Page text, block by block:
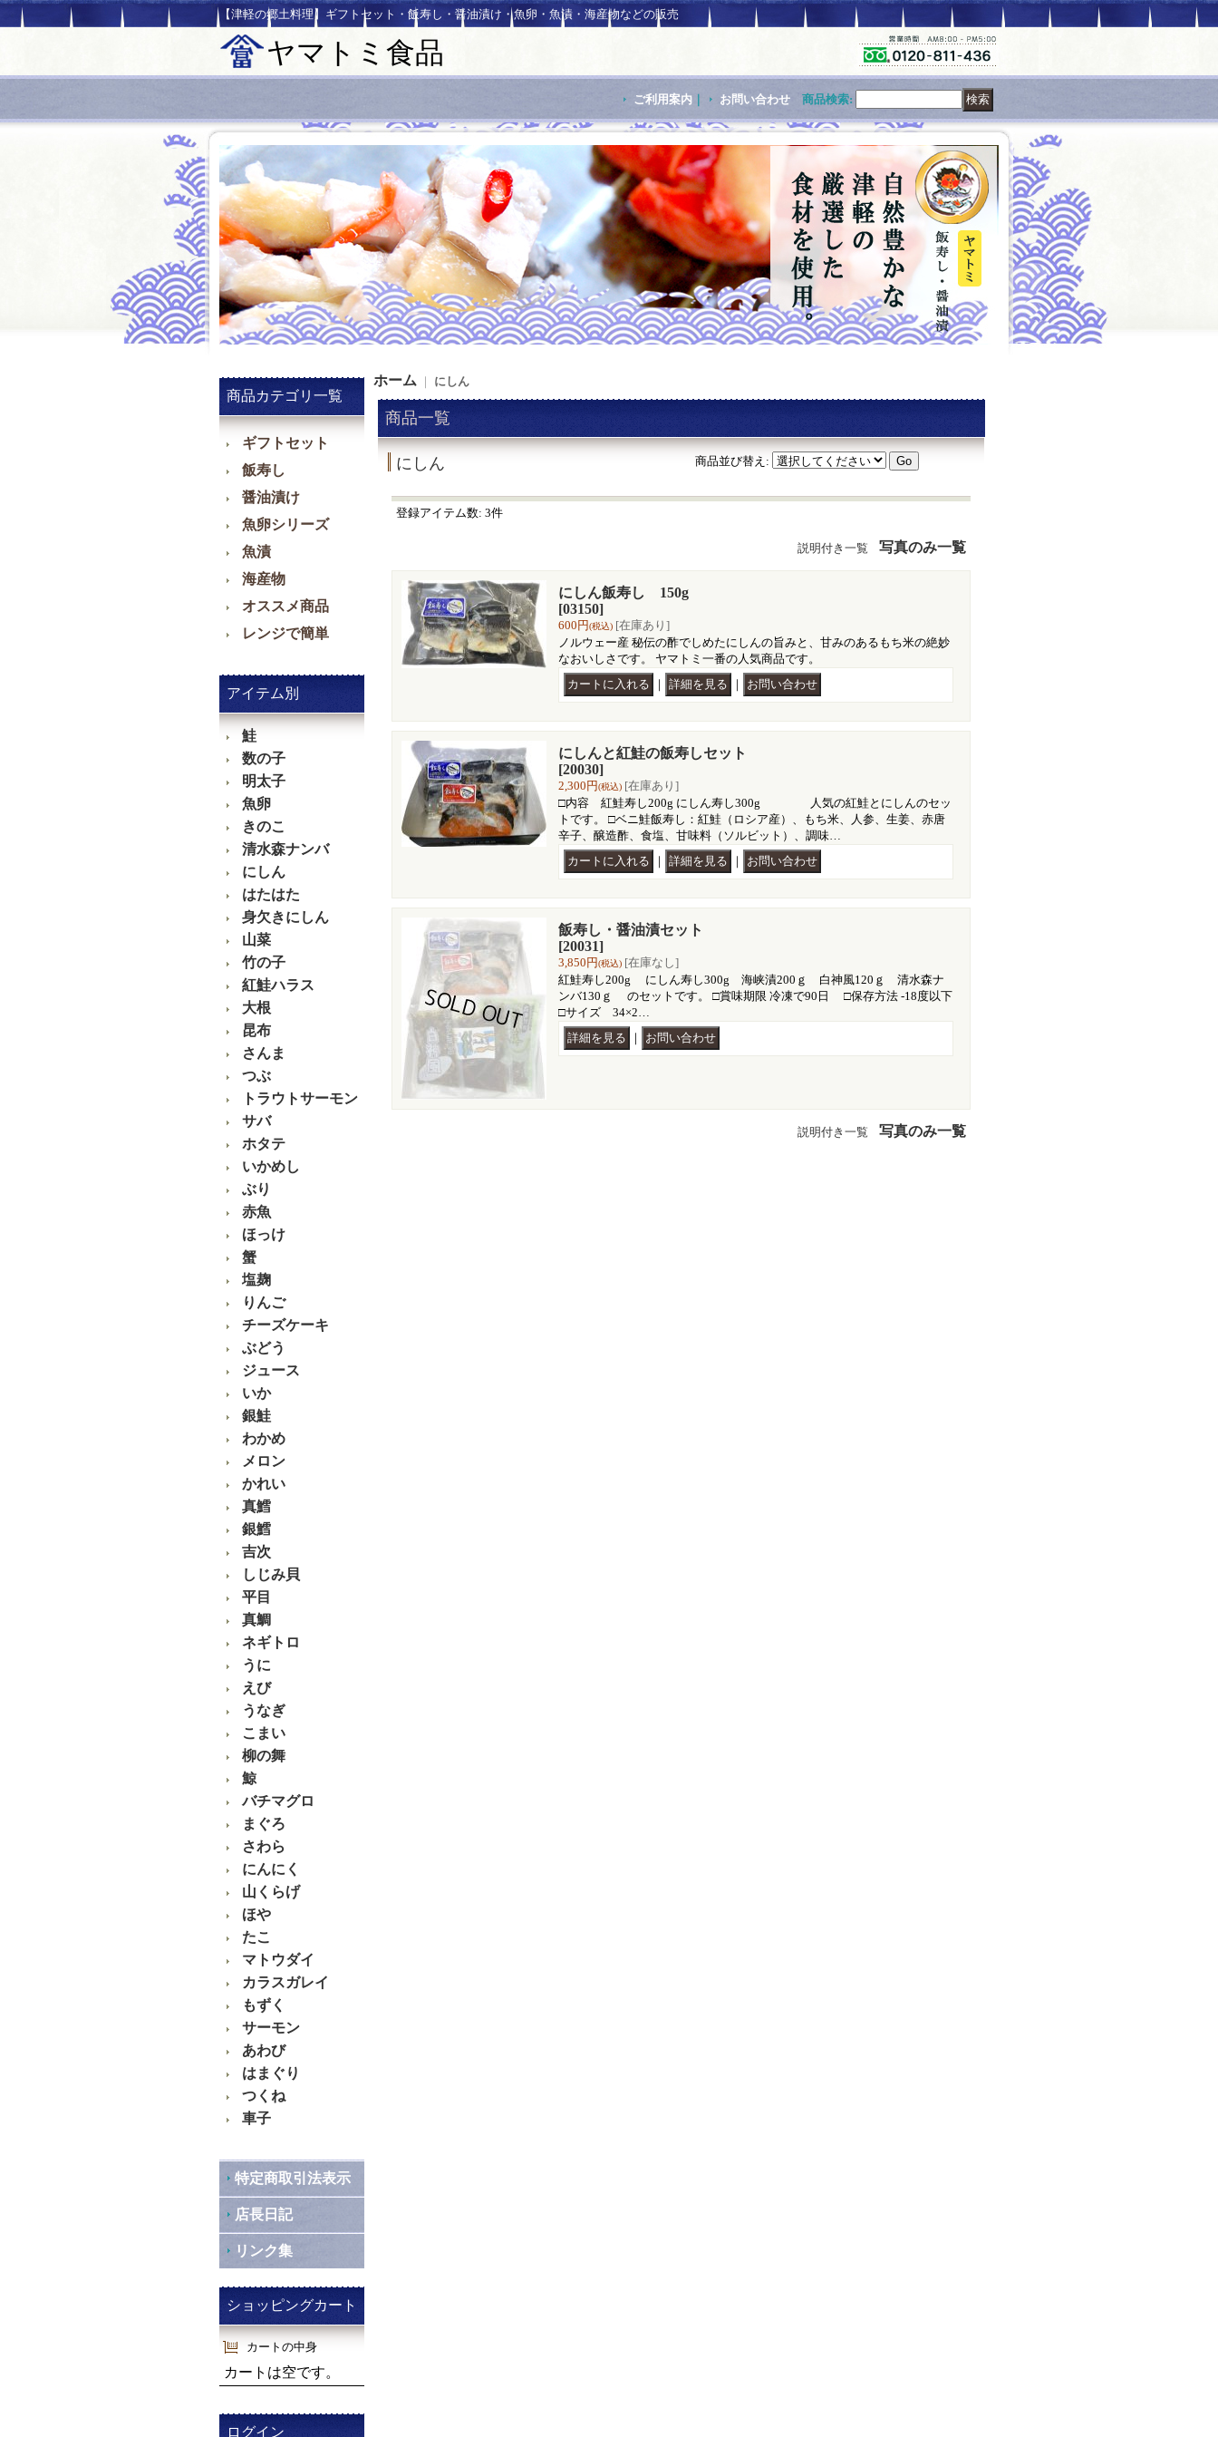
【津軽の郷土料理】ギフトセット・飯寿し・醤油漬け・魚卵・魚漬・海産物などの販売
ヤマトミ食品
ご利用案内 お問い合わせ 商品検索:
商品カテゴリ一覧
ギフトセット
飯寿し
醤油漬け
魚卵シリーズ
魚漬
海産物
オススメ商品
レンジで簡単
アイテム別
鮭
数の子
明太子
魚卵
きのこ
清水森ナンバ
にしん
はたはた
身欠きにしん
山菜
竹の子
紅鮭ハラス
大根
昆布
さんま
つぶ
トラウトサーモン
サバ
ホタテ
いかめし
ぶり
赤魚
ほっけ
蟹
塩麹
りんご
チーズケーキ
ぶどう
ジュース
いか
銀鮭
わかめ
メロン
かれい
真鱈
銀鱈
吉次
しじみ貝
平目
真鯛
ネギトロ
うに
えび
うなぎ
こまい
柳の舞
鯨
バチマグロ
まぐろ
さわら
にんにく
山くらげ
ほや
たこ
マトウダイ
カラスガレイ
もずく
サーモン
あわび
はまぐり
つくね
車子
特定商取引法表示
店長日記
リンク集
ショッピングカート
カートの中身
カートは空です。
ログイン
ホーム にしん
商品一覧
にしん 商品並び替え :
登録アイテム数: 3件
説明付き一覧 写真のみ一覧
にしん飯寿し 150g
[03150]
600円(税込) [在庫あり]
ノルウェー産 秘伝の酢でしめたにしんの旨みと、甘みのあるもち米の絶妙
なおいしさです。 ヤマトミ一番の人気商品です。
｜
｜
にしんと紅鮭の飯寿しセット
[20030]
2,300円(税込) [在庫あり]
□内容 紅鮭寿し200g にしん寿し300g 人気の紅鮭とにしんのセッ
トです。 □ベニ鮭飯寿し：紅鮭（ロシア産）、もち米、人参、生姜、赤唐
辛子、醸造酢、食塩、甘味料（ソルビット）、調味…
｜
｜
飯寿し・醤油漬セット
[20031]
3,850円(税込) [在庫なし]
紅鮭寿し200g にしん寿し300g 海峡漬200ｇ 白神風120ｇ 清水森ナ
ンバ130ｇ のセットです。 □賞味期限 冷凍で90日 □保存方法 -18度以下
□サイズ 34×2…
｜
説明付き一覧 写真のみ一覧